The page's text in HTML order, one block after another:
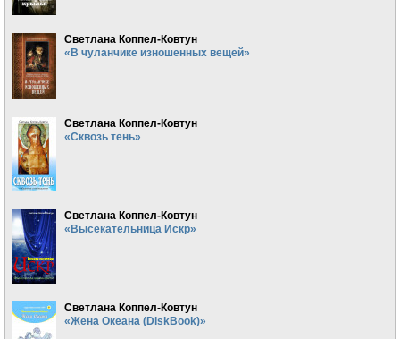
Светлана Коппел-Ковтун
«В чуланчике изношенных вещей»
Светлана Коппел-Ковтун
«Сквозь тень»
Светлана Коппел-Ковтун
«Высекательница Искр»
Светлана Коппел-Ковтун
«Жена Океана (DiskBook)»